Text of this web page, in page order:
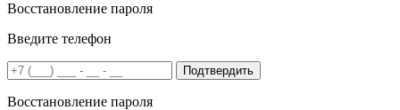
Восстановление пароля
Введите телефон
Подтвердить
Восстановление пароля